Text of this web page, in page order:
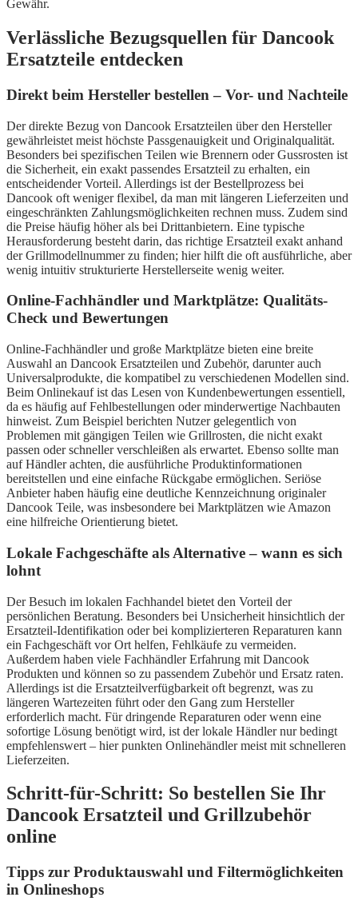
Gewähr.
Verlässliche Bezugsquellen für Dancook
Ersatzteile entdecken
Direkt beim Hersteller bestellen – Vor- und Nachteile
Der direkte Bezug von Dancook Ersatzteilen über den Hersteller
gewährleistet meist höchste Passgenauigkeit und Originalqualität.
Besonders bei spezifischen Teilen wie Brennern oder Gussrosten ist
die Sicherheit, ein exakt passendes Ersatzteil zu erhalten, ein
entscheidender Vorteil. Allerdings ist der Bestellprozess bei
Dancook oft weniger flexibel, da man mit längeren Lieferzeiten und
eingeschränkten Zahlungsmöglichkeiten rechnen muss. Zudem sind
die Preise häufig höher als bei Drittanbietern. Eine typische
Herausforderung besteht darin, das richtige Ersatzteil exakt anhand
der Grillmodellnummer zu finden; hier hilft die oft ausführliche, aber
wenig intuitiv strukturierte Herstellerseite wenig weiter.
Online-Fachhändler und Marktplätze: Qualitäts-
Check und Bewertungen
Online-Fachhändler und große Marktplätze bieten eine breite
Auswahl an Dancook Ersatzteilen und Zubehör, darunter auch
Universalprodukte, die kompatibel zu verschiedenen Modellen sind.
Beim Onlinekauf ist das Lesen von Kundenbewertungen essentiell,
da es häufig auf Fehlbestellungen oder minderwertige Nachbauten
hinweist. Zum Beispiel berichten Nutzer gelegentlich von
Problemen mit gängigen Teilen wie Grillrosten, die nicht exakt
passen oder schneller verschleißen als erwartet. Ebenso sollte man
auf Händler achten, die ausführliche Produktinformationen
bereitstellen und eine einfache Rückgabe ermöglichen. Seriöse
Anbieter haben häufig eine deutliche Kennzeichnung originaler
Dancook Teile, was insbesondere bei Marktplätzen wie Amazon
eine hilfreiche Orientierung bietet.
Lokale Fachgeschäfte als Alternative – wann es sich
lohnt
Der Besuch im lokalen Fachhandel bietet den Vorteil der
persönlichen Beratung. Besonders bei Unsicherheit hinsichtlich der
Ersatzteil-Identifikation oder bei komplizierteren Reparaturen kann
ein Fachgeschäft vor Ort helfen, Fehlkäufe zu vermeiden.
Außerdem haben viele Fachhändler Erfahrung mit Dancook
Produkten und können so zu passendem Zubehör und Ersatz raten.
Allerdings ist die Ersatzteilverfügbarkeit oft begrenzt, was zu
längeren Wartezeiten führt oder den Gang zum Hersteller
erforderlich macht. Für dringende Reparaturen oder wenn eine
sofortige Lösung benötigt wird, ist der lokale Händler nur bedingt
empfehlenswert – hier punkten Onlinehändler meist mit schnelleren
Lieferzeiten.
Schritt-für-Schritt: So bestellen Sie Ihr
Dancook Ersatzteil und Grillzubehör
online
Tipps zur Produktauswahl und Filtermöglichkeiten
in Onlineshops